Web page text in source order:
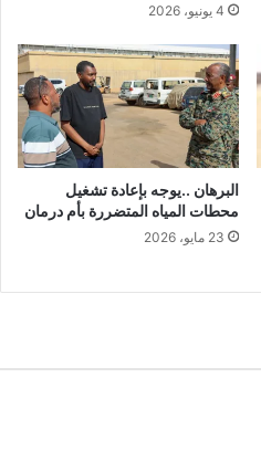
4 يونيو، 2026
البرهان ..يوجه بإعادة تشغيل
محطات المياه المتضررة بأم درمان
23 مايو، 2026